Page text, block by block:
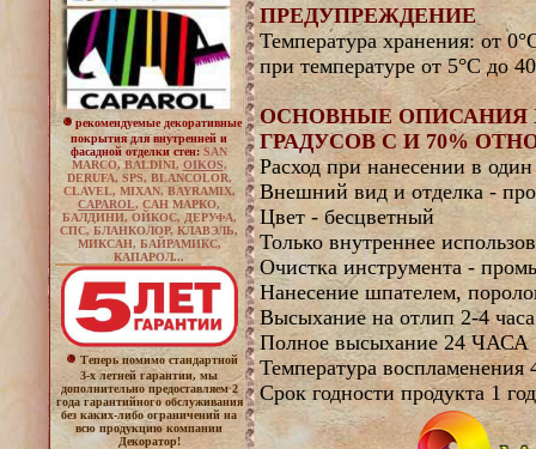
рекомендуемые декоративные
покрытия для внутренней и
фасадной отделки стен: SAN
MARCO, BALDINI, OIKOS,
DERUFA, SPS, BLANCOLOR,
CLAVEL, MIXAN,BAYRAMIX,
CAPAROL, САН МАРКО,
БАЛДИНИ, ОЙКОС, ДЕРУФА,
СПС, БЛАНКОЛОР, КЛАВЭЛЬ,
МИКСАН, БАЙРАМИКС,
КАПАРОЛ...
Теперь помимо стандартной
3-х летней гарантии, мы
дополнительно предоставляем 2
года гарантийного обслуживания
без каких-либо ограничений на
всю продукцию компании
Декоратор!
ПРЕДУПРЕЖДЕНИЕ
Температура хранения: от
при температуре от 5°С до
ОСНОВНЫЕ ОПИСАНИЯ
ГРАДУСОВ С И 70%
Расход при нанесении в
Внешний вид и отделка -
Цвет - бесцветный
Только внутреннее
Очистка инструмента -
Нанесение шпателем,
Высыхание на отлип 2-4 часа
Полное высыхание 24 ЧАСА
Температура воспламенения
Срок годности продукта 1